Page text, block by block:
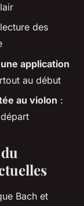
des
application
au début
au violon :
Bach et